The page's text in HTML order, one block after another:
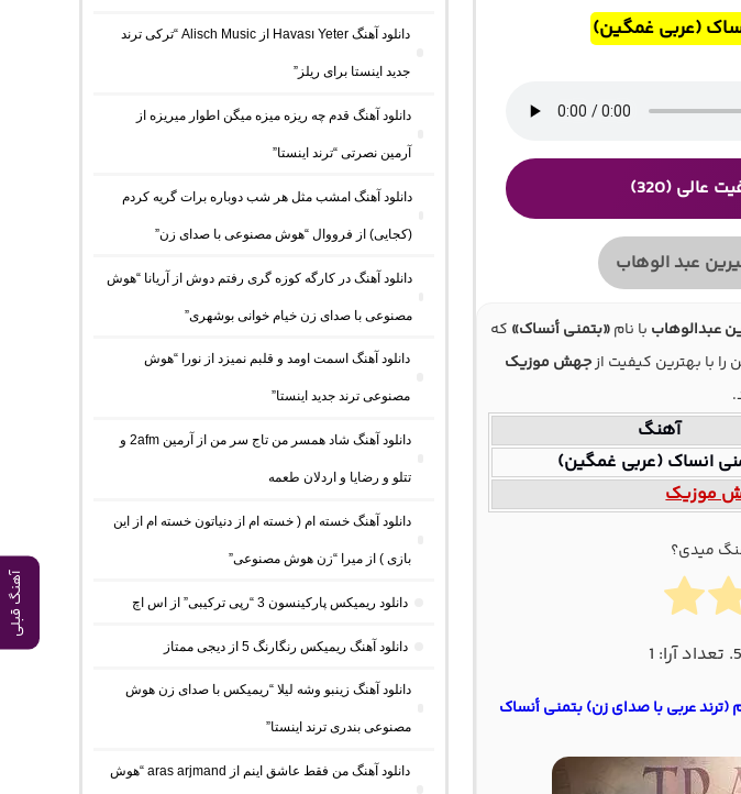
آهنگ قبلی
(عربی غمگین)
عالی (320)
عبد الوهاب
عبدالوهاب با نام«بتمنی أنساک» که
با بهترین کیفیت ازجهش موزیک
آهنگ
انساک (عربی غمگین)
موزیک
میدی؟
1
عربی با صدای زن) بتمنى أنساک
دانلود آهنگ Havası Yeter از Alisch Music “ترکی ترند
جدید اینستا برای ریلز”
دانلود آهنگ ﻗﺪم ﭼﻪ رﻳﺰه ﻣﻴﺰه ﻣﻴﮕﻦ اﻃﻮار ﻣﻴﺮﻳﺰه از
آرمین نصرتی “ترند اینستا”
دانلود آهنگ امشب مثل هر شب دوباره برات گریه کردم
(کجایی) از فرووال “هوش مصنوعی با صدای زن”
دانلود آهنگ در کارگه کوزه گری رفتم دوش از آریانا “هوش
مصنوعی با صدای زن خیام خوانی بوشهری”
دانلود آهنگ اسمت اومد و قلبم نمیزد از نورا “هوش
مصنوعی ترند جدید اینستا”
دانلود آهنگ شاد همسر من تاج سر من از آرمین 2afm و
تتلو و رضایا و اردلان طعمه
دانلود آهنگ خسته ام ( خسته ام از دنیاتون خسته ام از این
بازی ) از میرا “زن هوش مصنوعی”
دانلود ریمیکس پارکینسون 3 “رپی ترکیبی” از اس اچ
دانلود آهنگ ریمیکس رنگارنگ 5 از دیجی ممتاز
دانلود آهنگ زینبو وشه لیلا “ریمیکس با صدای زن هوش
مصنوعی بندری ترند اینستا”
دانلود آهنگ من فقط عاشق اینم از aras arjmand “هوش